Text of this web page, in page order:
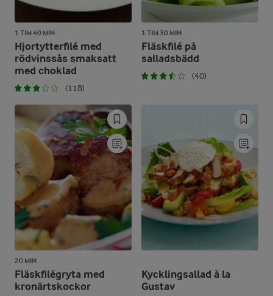
1 TIM 40 MIN
Hjortytterfilé med
rödvinssås smaksatt
med choklad
(118)
1 TIM 30 MIN
Fläskfilé på
salladsbädd
(40)
20 MIN
Fläskfilégryta med
kronärtskockor
Kycklingsallad à la
Gustav